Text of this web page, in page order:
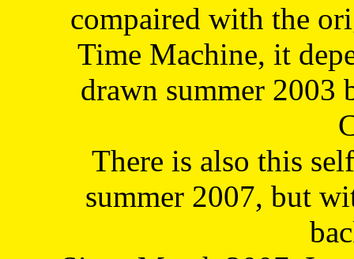
compaired with the
Time Machine, it
drawn summer 2003
There is also this
summer 2007, but